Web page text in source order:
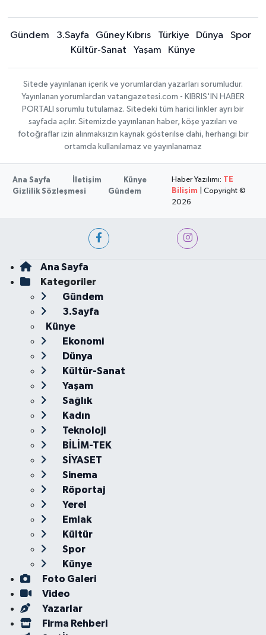
Gündem 3.Sayfa Güney Kıbrıs Türkiye Dünya
Spor
Kültür-Sanat
Yaşam Künye
Sitede yayınlanan içerik ve yorumlardan yazarları sorumludur.
Yayınlanan yorumlardan vatangazetesi.com - KIBRIS'IN HABER
PORTALI sorumlu tutulamaz. Sitedeki tüm harici linkler ayrı bir
sayfada açılır. Sitemizde yayınlanan haber, köşe yazıları ve
fotoğraflar izin alınmaksızın kaynak gösterilse dahi, herhangi bir
ortamda kullanılamaz ve yayınlanamaz
Ana Sayfa İletişim
Künye
Gizlilik Sözleşmesi
Gündem
Haber Yazılımı: TE
Bilişim | Copyright ©
2026
Ana Sayfa
Kategoriler
Gündem
3.Sayfa
Künye
Ekonomi
Dünya
Kültür-Sanat
Yaşam
Sağlık
Kadın
Teknoloji
BİLİM-TEK
SİYASET
Sinema
Röportaj
Yerel
Emlak
Kültür
Spor
Künye
Foto Galeri
Video
Yazarlar
Firma Rehberi